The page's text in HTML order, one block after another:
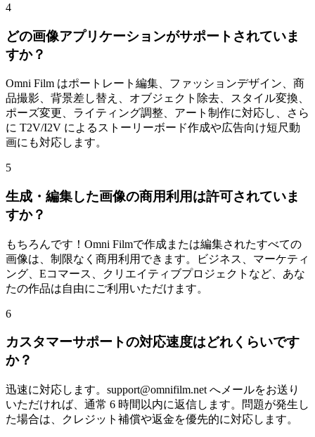
4
どの画像アプリケーションがサポートされていま
すか？
Omni Film はポートレート編集、ファッションデザイン、商
品撮影、背景差し替え、オブジェクト除去、スタイル変換、
ポーズ変更、ライティング調整、アート制作に対応し、さら
に T2V/I2V によるストーリーボード作成や広告向け短尺動
画にも対応します。
5
生成・編集した画像の商用利用は許可されていま
すか？
もちろんです！Omni Filmで作成または編集されたすべての
画像は、制限なく商用利用できます。ビジネス、マーケティ
ング、Eコマース、クリエイティブプロジェクトなど、あな
たの作品は自由にご利用いただけます。
6
カスタマーサポートの対応速度はどれくらいです
か？
迅速に対応します。support@omnifilm.net へメールをお送り
いただければ、通常 6 時間以内に返信します。問題が発生し
た場合は、クレジット補償や返金を優先的に対応します。